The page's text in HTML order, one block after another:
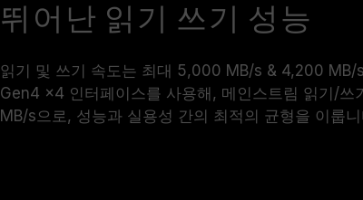
뛰어난 읽기 쓰기 성능
읽기 및 쓰기 속도는 최대 5,000 MB/s & 4,200 MB/
Gen4 x4 인터페이스를 사용해, 메인스트림 읽기/
MB/s으로, 성능과 실용성 간의 최적의 균형을 이룹니